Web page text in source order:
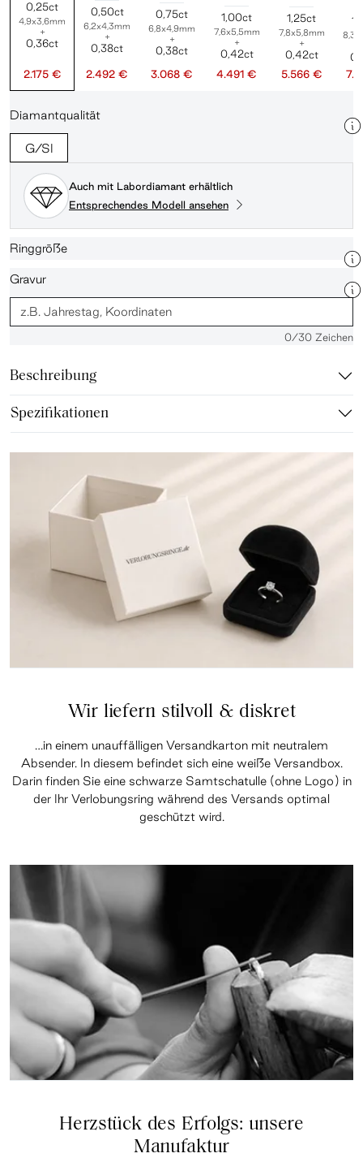
0,25ct
4,9x3,6mm
+
0,36ct
2.175 €
0,50ct
6,2x4,3mm
+
0,38ct
2.492 €
0,75ct
6,8x4,9mm
+
0,38ct
3.068 €
1,00ct
7,6x5,5mm
+
0,42ct
4.491 €
1,25ct
7,8x5,8mm
+
0,42ct
5.566 €
Diamantqualität
G/SI
Auch mit Labordiamant erhältlich
Entsprechendes Modell ansehen
Ringgröße
Gravur
0/30 Zeichen
Beschreibung
Spezifikationen
Wir liefern stilvoll & diskret
…in einem unauffälligen Versandkarton mit neutralem
Absender. In diesem befindet sich eine weiße Versandbox.
Darin finden Sie eine schwarze Samtschatulle (ohne Logo) in
der Ihr Verlobungsring während des Versands optimal
geschützt wird.
Herzstück des Erfolgs: unsere
Manufaktur